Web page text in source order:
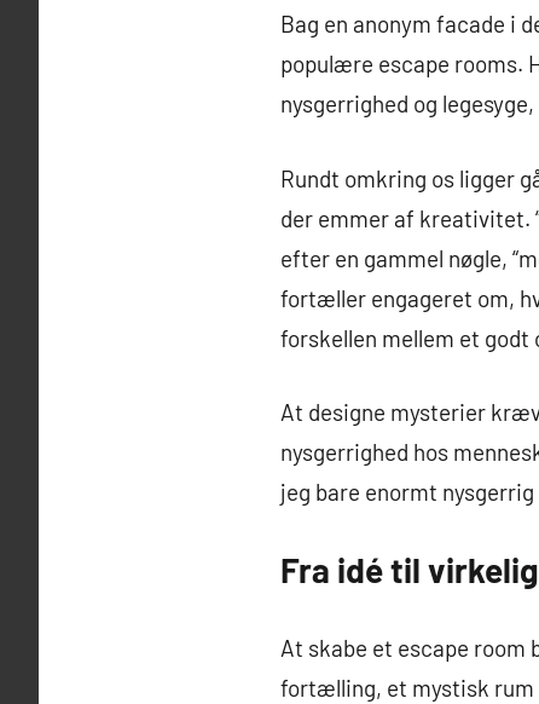
Bag en anonym facade i
populære escape rooms.
nysgerrighed og
Rundt omkring os ligger
der emmer af kreativitet.
efter en gammel nøgle,
fortæller engageret om,
forskellen mellem et
At designe mysterier
nysgerrighed hos
jeg bare enormt
Fra idé til
At skabe et escape room
fortælling, et mystisk rum